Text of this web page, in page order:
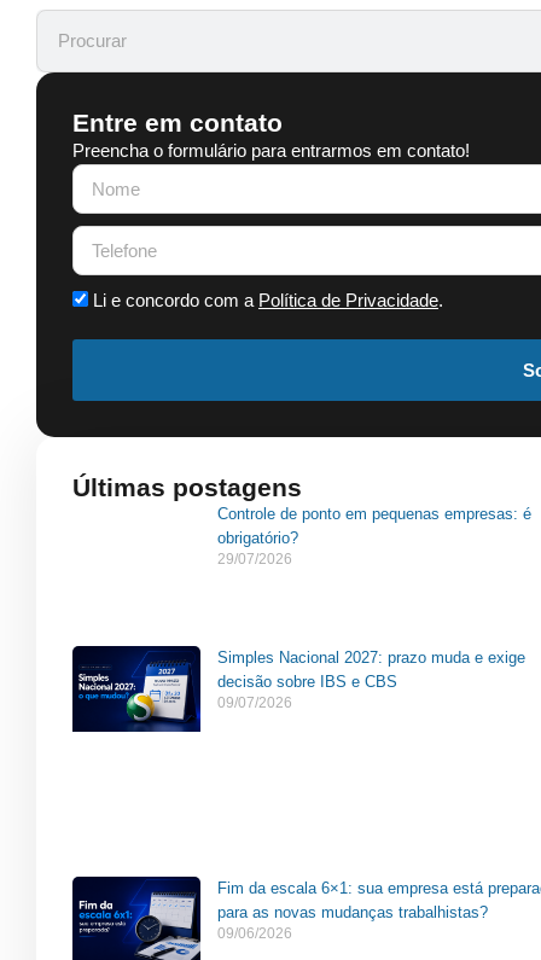
Entre em contato
Preencha o formulário para entrarmos em contato!
Li e concordo com a Política de Privacidade.
Últimas postagens
Controle de ponto em pequenas empresas: é
obrigatório?
29/07/2026
Simples Nacional 2027: prazo muda e exige
decisão sobre IBS e CBS
09/07/2026
Fim da escala 6×1: sua empresa está
para as novas mudanças trabalhistas?
09/06/2026